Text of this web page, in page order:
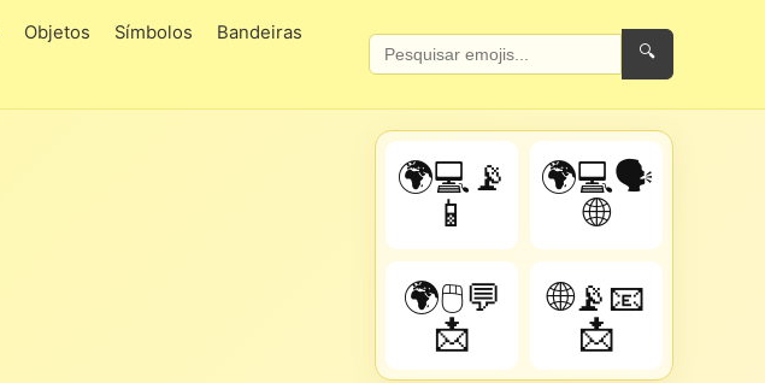
Objetos Símbolos
Bandeiras
🔍
🌍💻📡
📱
🌍💻🗣️
🌐
🌍🖱️💬
📩
🌐📡📧
📩